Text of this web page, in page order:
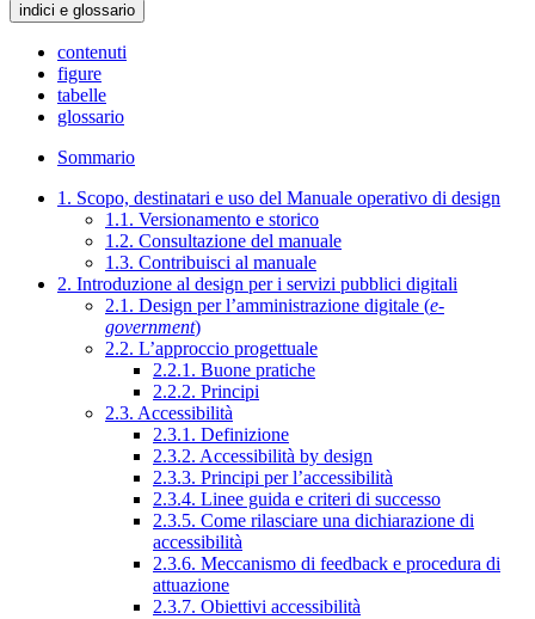
indici e glossario
contenuti
figure
tabelle
glossario
Sommario
1. Scopo, destinatari e uso del Manuale operativo di design
1.1. Versionamento e storico
1.2. Consultazione del manuale
1.3. Contribuisci al manuale
2. Introduzione al design per i servizi pubblici digitali
2.1. Design per l’amministrazione digitale (e-
government)
2.2. L’approccio progettuale
2.2.1. Buone pratiche
2.2.2. Principi
2.3. Accessibilità
2.3.1. Definizione
2.3.2. Accessibilità by design
2.3.3. Principi per l’accessibilità
2.3.4. Linee guida e criteri di successo
2.3.5. Come rilasciare una dichiarazione di
accessibilità
2.3.6. Meccanismo di feedback e procedura di
attuazione
2.3.7. Obiettivi accessibilità